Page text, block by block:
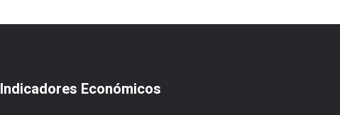
Indicadores Económicos